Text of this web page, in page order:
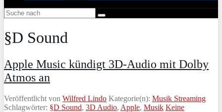
§D Sound
Apple Music kündigt 3D-Audio mit Dolby
Atmos an
Veröffentlicht von Wilfred Lindo Kategorie(n): Musik Streaming
Schlagwörter: §D Sound, 3D Audio, Apple, Musik Keine